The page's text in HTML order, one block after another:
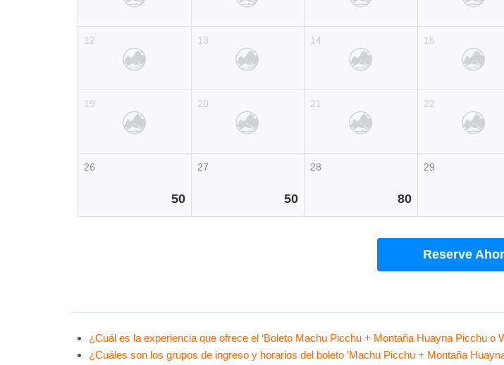
12
19
26
50
13
20
27
50
14
21
28
80
15
22
29
Reserve
¿Cuál es la experiencia que ofrece el ‘Boleto Machu Picchu + Montaña Huayna Picchu o
¿Cuáles son los grupos de ingreso y horarios del boleto ’Machu Picchu + Montaña